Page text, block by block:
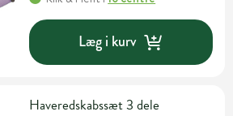
Læg i kurv
Haveredskabssæt 3 dele